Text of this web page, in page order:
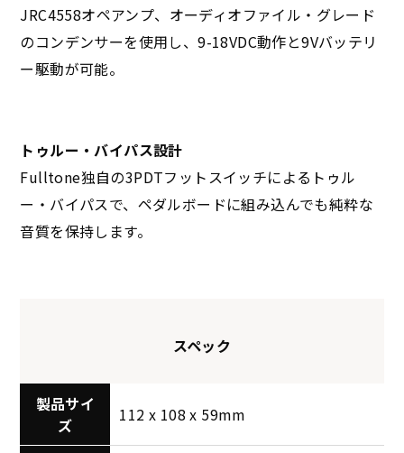
JRC4558オペアンプ、オーディオファイル・グレード
のコンデンサーを使用し、9-18VDC動作と9Vバッテリ
ー駆動が可能。
トゥルー・バイパス設計
Fulltone独自の3PDTフットスイッチによるトゥル
ー・バイパスで、ペダルボードに組み込んでも純粋な
音質を保持します。
スペック
製品サイ
ズ
112 x 108 x 59mm